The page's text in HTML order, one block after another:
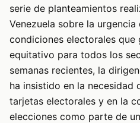
serie de planteamientos
Venezuela sobre la urgencia
condiciones electorales que
equitativo para todos los
semanas recientes, la
ha insistido en la necesidad
tarjetas electorales y en la
elecciones como parte de